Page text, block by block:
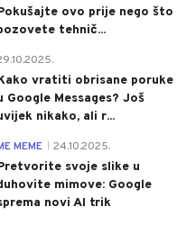
ovo prije nego što
tehnič...
vratiti obrisane poruke
Google Messages? Još
nikako, ali r...
MEME 24.10.2025.
svoje slike u
mimove: Google
novi AI trik